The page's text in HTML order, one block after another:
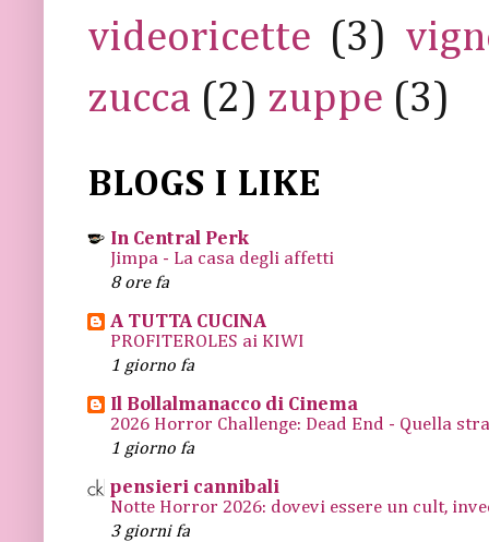
videoricette (3)
zucca (2) zuppe (3)
BLOGS I LIKE
In Central Perk
Jimpa - La casa degli affetti
8 ore fa
A TUTTA CUCINA
PROFITEROLES ai KIWI
1 giorno fa
Il Bollalmanacco di Cinema
2026 Horror Challenge: Dead End - Quella
1 giorno fa
pensieri cannibali
Notte Horror 2026: dovevi essere un cult,
3 giorni fa